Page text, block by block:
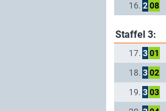
16. 208
Staffel 3:
17. 301
18. 302
19. 303